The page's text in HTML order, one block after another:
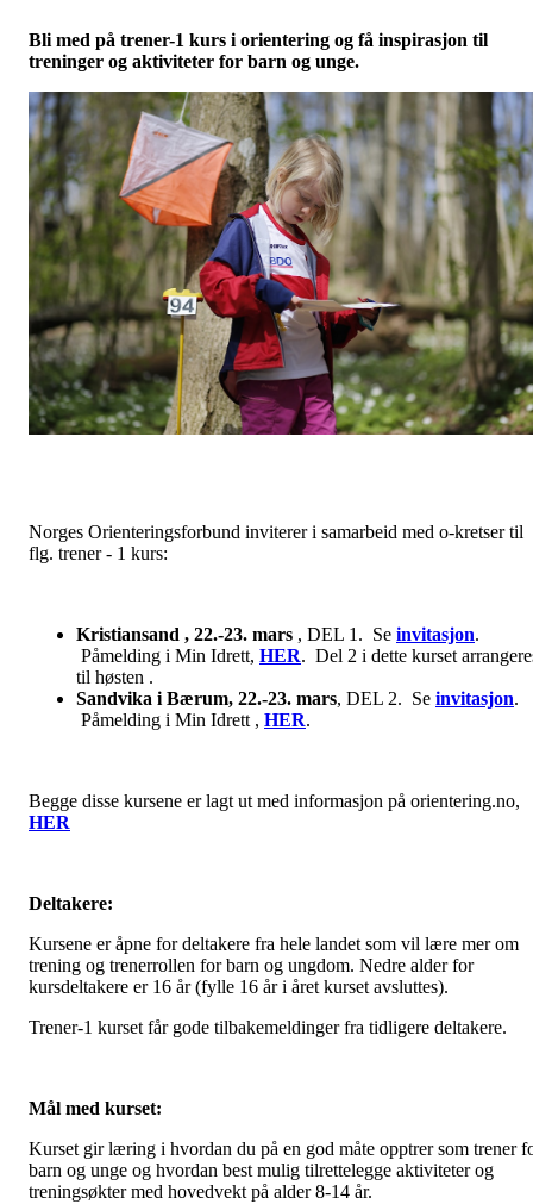
Bli med på trener-1 kurs i orientering og få inspirasjon til
treninger og aktiviteter for barn og unge.
Norges Orienteringsforbund inviterer i samarbeid med o-kretser til
flg. trener - 1 kurs:
Kristiansand , 22.-23. mars , DEL 1. Se invitasjon.
Påmelding i Min Idrett, HER. Del 2 i dette kurset
til høsten .
Sandvika i Bærum, 22.-23. mars, DEL 2. Se invitasjon.
Påmelding i Min Idrett , HER.
Begge disse kursene er lagt ut med informasjon på orientering.no,
HER
Deltakere:
Kursene er åpne for deltakere fra hele landet som vil lære mer om
trening og trenerrollen for barn og ungdom. Nedre alder for
kursdeltakere er 16 år (fylle 16 år i året kurset avsluttes).
Trener-1 kurset får gode tilbakemeldinger fra tidligere deltakere.
Mål med kurset:
Kurset gir læring i hvordan du på en god måte opptrer som trener
barn og unge og hvordan best mulig tilrettelegge aktiviteter og
treningsøkter med hovedvekt på alder 8-14 år.